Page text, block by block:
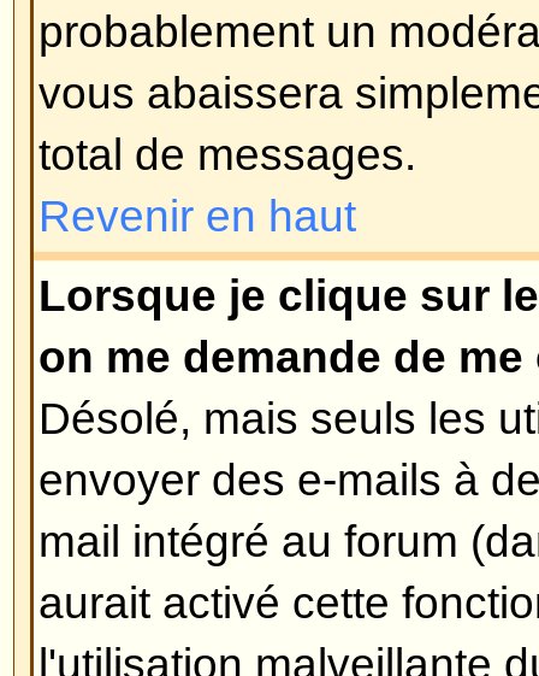
sondage, 0 est un sondage
le nombre d'options que vous
limite est fixée par
Revenir en haut
Comment puis-je éditer ou
Comme pour les messages, les
uniquement être édités par le
modérateur ou un
sondage, cliquez sur le bouton
message du sujet (il a toujours
avec lui). Si personne n'a
alors supprimer le sondage ou
option du sondage, par contre,
voté, seuls les modérateurs et